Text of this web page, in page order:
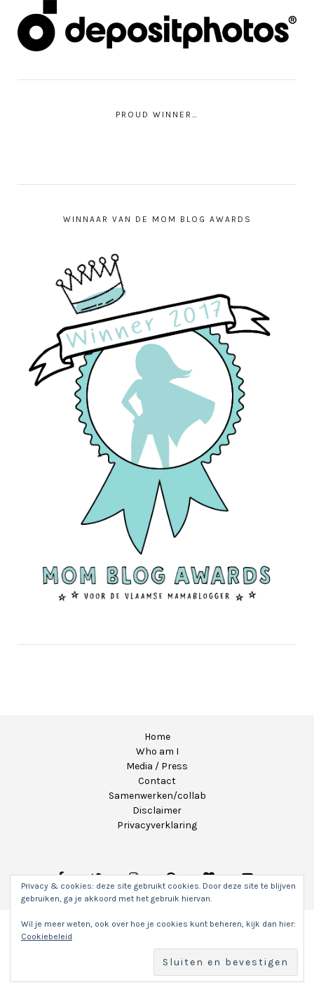
PROUD WINNER…
WINNAAR VAN DE MOM BLOG AWARDS
Home
Who am I
Media / Press
Contact
Samenwerken/collab
Disclaimer
Privacyverklaring
Copyright 2020 - Unicorns & Fairytales. Alle rechten
voorbehouden.
Privacy & cookies: deze site gebruikt cookies. Door deze site te blijven
gebruiken, ga je akkoord met het gebruik hiervan.
Wil je meer weten, ook over hoe je cookies kunt beheren, kijk dan hier:
Cookiebeleid